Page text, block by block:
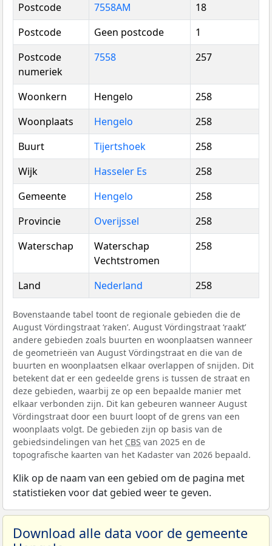
Postcode
7558AM
18
Postcode
Geen postcode
1
Postcode
numeriek
7558 257
Woonkern Hengelo
258
Woonplaats
Hengelo
258
Buurt
Tijertshoek
258
Wijk
Hasseler Es
258
Gemeente
Hengelo
258
Provincie
Overijssel
258
Waterschap
Waterschap
Vechtstromen
258
Land Nederland 258
Bovenstaande tabel toont de regionale gebieden die de
August Vördingstraat ‘raken’. August Vördingstraat ‘raakt’
andere gebieden zoals buurten en woonplaatsen wanneer
de geometrieën van August Vördingstraat en die van de
buurten en woonplaatsen elkaar overlappen of snijden. Dit
betekent dat er een gedeelde grens is tussen de straat en
deze gebieden, waarbij ze op een bepaalde manier met
elkaar verbonden zijn. Dit kan gebeuren wanneer August
Vördingstraat door een buurt loopt of de grens van een
woonplaats volgt. De gebieden zijn op basis van de
gebiedsindelingen van het CBS van 2025 en de
topografische kaarten van het Kadaster van 2026 bepaald.
Klik op de naam van een gebied om de pagina met
statistieken voor dat gebied weer te geven.
Download alle data voor de gemeente